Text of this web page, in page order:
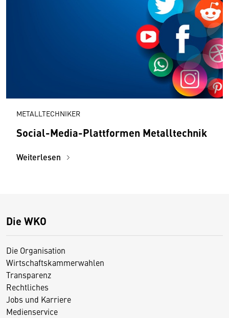
METALLTECHNIKER
Social-Media-Plattformen Metalltechnik
Weiterlesen
Die WKO
Die Organisation
Wirtschaftskammerwahlen
Transparenz
Rechtliches
Jobs und Karriere
Medienservice